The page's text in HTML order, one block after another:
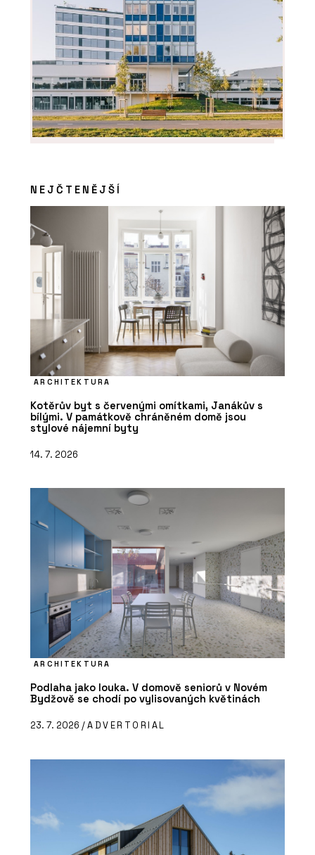
NEJČTENĚJŠÍ
ARCHITEKTURA
Kotěrův byt s červenými omítkami, Janákův s
bílými. V památkově chráněném domě jsou
stylové nájemní byty
14. 7. 2026
ARCHITEKTURA
Podlaha jako louka. V domově seniorů v Novém
Bydžově se chodí po vylisovaných květinách
23. 7. 2026 /ADVERTORIAL